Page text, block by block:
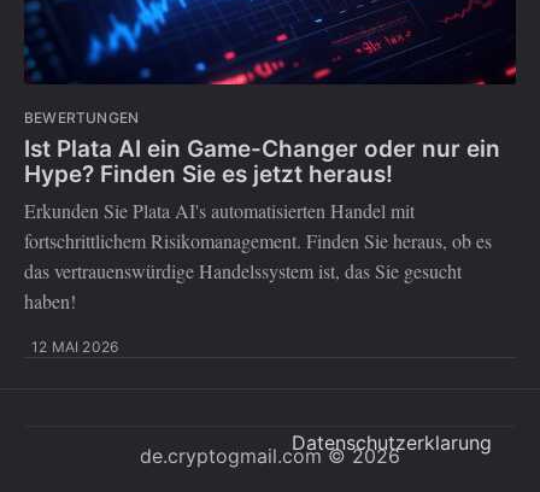
BEWERTUNGEN
Ist Plata AI ein Game-Changer oder nur ein
Hype? Finden Sie es jetzt heraus!
Erkunden Sie Plata AI's automatisierten Handel mit
fortschrittlichem Risikomanagement. Finden Sie heraus, ob es
das vertrauenswürdige Handelssystem ist, das Sie gesucht
haben!
12 MAI 2026
Datenschutzerklarung
de.cryptogmail.com© 2026